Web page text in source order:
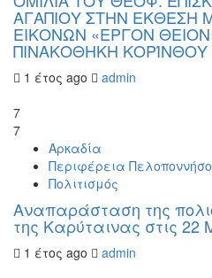
ΑΓΑΠΙΟΥ ΣΤΗΝ ΕΚΘΕΣΗ
ΕΙΚΟΝΩΝ «ΕΡΓΟΝ
ΠΙΝΑΚΟΘΗΚΗ ΚΟΡΊΝΘΟΥ
1 έτος ago
admin
7
7
Αρκαδία
Περιφέρεια
Πολιτισμός
Αναπαράσταση της
της Καρύταινας στις 22
1 έτος ago
admin